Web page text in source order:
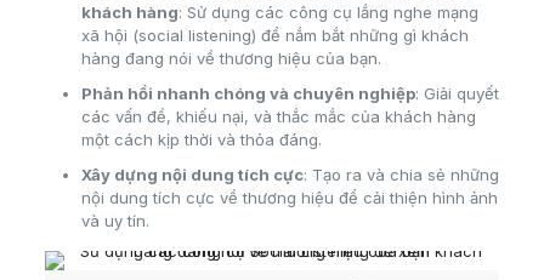
khách hàng: Sử dụng các công cụ lắng nghe mạng
xã hội (social listening) để nắm bắt những gì khách
hàng đang nói về thương hiệu của bạn.
Phản hồi nhanh chóng và chuyên nghiệp: Giải quyết
các vấn đề, khiếu nại, và thắc mắc của khách hàng
một cách kịp thời và thỏa đáng.
Xây dựng nội dung tích cực: Tạo ra và chia sẻ những
nội dung tích cực về thương hiệu để cải thiện hình ảnh
và uy tín.